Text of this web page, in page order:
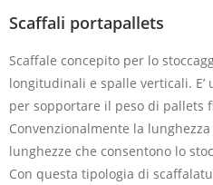
Scaffali portapallets
Scaffale concepito per lo
longitudinali e spalle verticali.
per sopportare il peso di pallets
Convenzionalmente la
lunghezze che consentono lo
Con questa tipologia di